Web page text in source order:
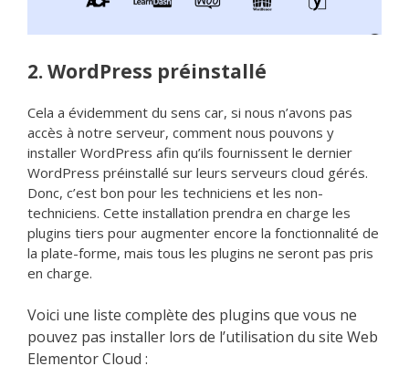
2. WordPress préinstallé
Cela a évidemment du sens car, si nous n’avons pas
accès à notre serveur, comment nous pouvons y
installer WordPress afin qu’ils fournissent le dernier
WordPress préinstallé sur leurs serveurs cloud gérés.
Donc, c’est bon pour les techniciens et les non-
techniciens. Cette installation prendra en charge les
plugins tiers pour augmenter encore la fonctionnalité de
la plate-forme, mais tous les plugins ne seront pas pris
en charge.
Voici une liste complète des plugins que vous ne
pouvez pas installer lors de l’utilisation du site Web
Elementor Cloud :